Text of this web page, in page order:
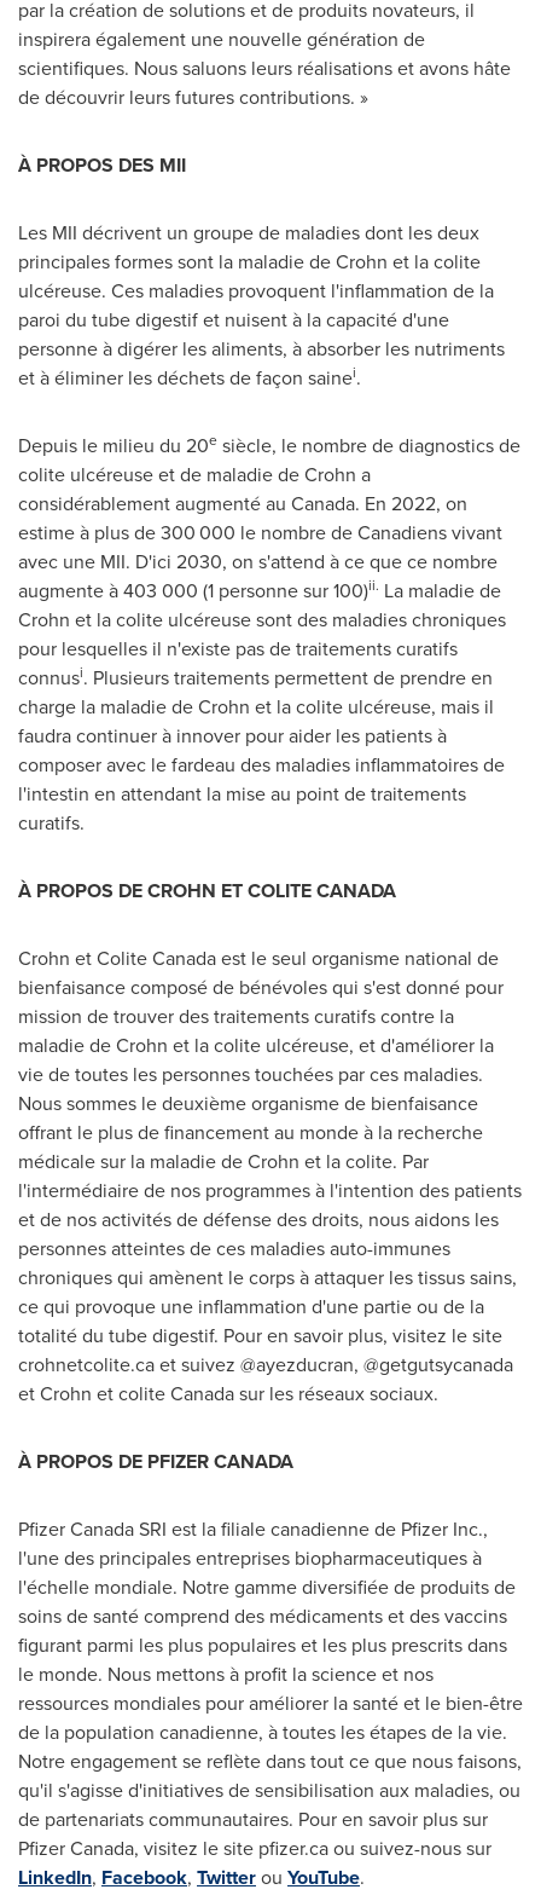
par la création de solutions et de produits novateurs, il
inspirera également une nouvelle génération de
scientifiques. Nous saluons leurs réalisations et avons hâte
de découvrir leurs futures contributions. »
À PROPOS DES MII
Les MII décrivent un groupe de maladies dont les deux
principales formes sont la maladie de Crohn et la colite
ulcéreuse. Ces maladies provoquent l'inflammation de la
paroi du tube digestif et nuisent à la capacité d'une
personne à digérer les aliments, à absorber les nutriments
et à éliminer les déchets de façon sainei.
Depuis le milieu du 20e siècle, le nombre de diagnostics de
colite ulcéreuse et de maladie de Crohn a
considérablement augmenté au Canada. En 2022, on
estime à plus de 300 000 le nombre de Canadiens vivant
avec une MII. D'ici 2030, on s'attend à ce que ce nombre
augmente à 403 000 (1 personne sur 100)ii. La maladie de
Crohn et la colite ulcéreuse sont des maladies chroniques
pour lesquelles il n'existe pas de traitements curatifs
connusi. Plusieurs traitements permettent de prendre en
charge la maladie de Crohn et la colite ulcéreuse, mais il
faudra continuer à innover pour aider les patients à
composer avec le fardeau des maladies inflammatoires de
l'intestin en attendant la mise au point de traitements
curatifs.
À PROPOS DE CROHN ET COLITECANADA
Crohn et Colite Canada est le seul organisme national de
bienfaisance composé de bénévoles qui s'est donné pour
mission de trouver des traitements curatifs contre la
maladie de Crohn et la colite ulcéreuse, et d'améliorer la
vie de toutes les personnes touchées par ces maladies.
Nous sommes le deuxième organisme de bienfaisance
offrant le plus de financement au monde à la recherche
médicale sur la maladie de Crohn et la colite. Par
l'intermédiaire de nos programmes à l'intention des patients
et de nos activités de défense des droits, nous aidons les
personnes atteintes de ces maladies auto-immunes
chroniques qui amènent le corps à attaquer les tissus sains,
ce qui provoque une inflammation d'une partie ou de la
totalité du tube digestif. Pour en savoir plus, visitez le site
crohnetcolite.ca et suivez @ayezducran, @getgutsycanada
et Crohn et coliteCanadasur les réseaux sociaux.
À PROPOS DE PFIZERCANADA
Pfizer Canada SRI est la filiale canadienne de Pfizer Inc.,
l'une des principales entreprises biopharmaceutiques à
l'échelle mondiale. Notre gamme diversifiée de produits de
soins de santé comprend des médicaments et des vaccins
figurant parmi les plus populaires et les plus prescrits dans
le monde. Nous mettons à profit la science et nos
ressources mondiales pour améliorer la santé et le bien-être
de la population canadienne, à toutes les étapes de la vie.
Notre engagement se reflète dans tout ce que nous faisons,
qu'il s'agisse d'initiatives de sensibilisation aux maladies, ou
de partenariats communautaires. Pour en savoir plus sur
Pfizer Canada, visitez le site pfizer.ca ou suivez-nous sur
LinkedIn, Facebook, Twitterou YouTube.